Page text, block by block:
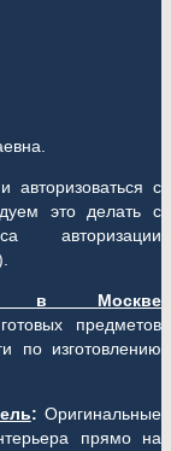
авторизоваться с
это делать с
авторизации
в Москве
предметов
по изготовлению
: Оригинальные
прямо на